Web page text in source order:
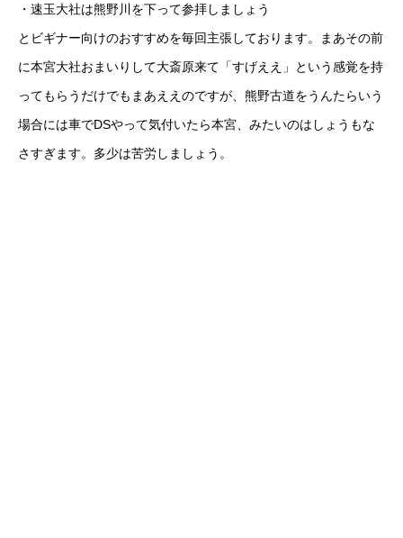
・速玉大社は熊野川を下って参拝しましょう
とビギナー向けのおすすめを毎回主張しております。まあその前
に本宮大社おまいりして大斎原来て「すげええ」という感覚を持
ってもらうだけでもまあええのですが、熊野古道をうんたらいう
場合には車でDSやって気付いたら本宮、みたいのはしょうもな
さすぎます。多少は苦労しましょう。